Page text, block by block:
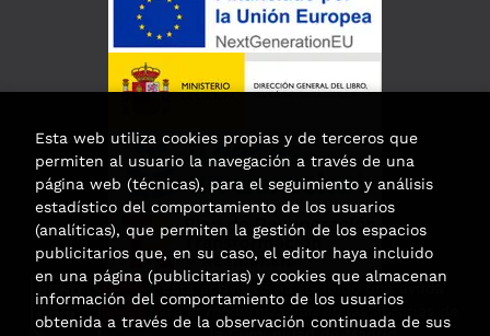
Esta actividad ha recibido una ayuda
para la modernización de las librerías de
Esta web utiliza cookies propias y de terceros que
permiten al usuario la navegación a través de una
página web (técnicas), para el seguimiento y análisis
estadístico del comportamiento de los usuarios
(analíticas), que permiten la gestión de los espacios
publicitarios que, en su caso, el editor haya incluido
en una página (publicitarias) y cookies que almacenan
información del comportamiento de los usuarios
obtenida a través de la observación continuada de sus